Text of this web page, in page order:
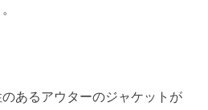
あるアウターのジャケットが